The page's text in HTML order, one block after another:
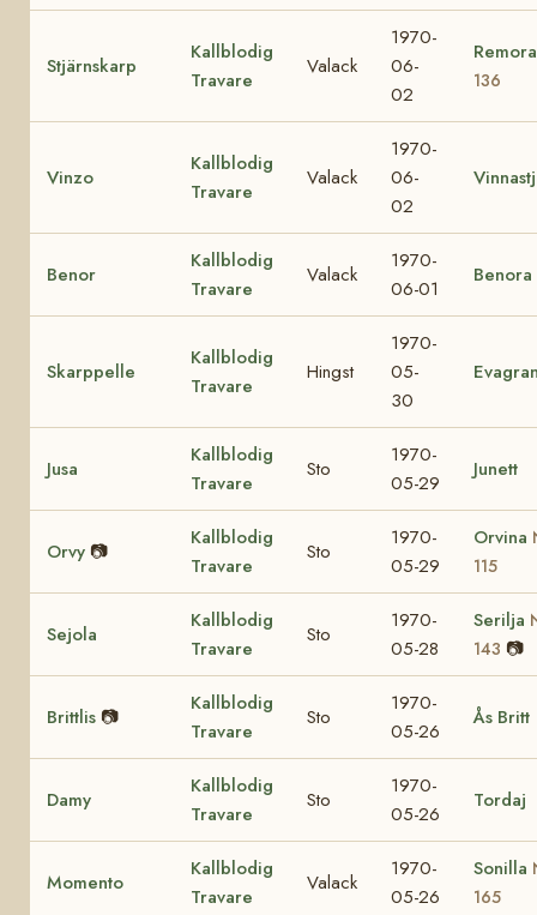
Stjärnskarp
Kallblodig
Travare
Valack
1970-
06-
02
136
Vinzo
Kallblodig
Travare
Valack
1970-
06-
02
Benor
Kallblodig
Travare
Valack
1970-
06-01
Benora
Skarppelle
Kallblodig
Travare
Hingst
1970-
05-
30
Jusa
Kallblodig
Travare
Sto
1970-
05-29
Junett
Orvy 📷
Kallblodig
Travare
Sto
1970-
05-29
Orvina
115
Sejola
Kallblodig
Travare
Sto
1970-
05-28
Serilja
143 📷
Brittlis 📷
Kallblodig
Travare
Sto
1970-
05-26
Ås Britt
Damy
Kallblodig
Travare
Sto
1970-
05-26
Tordaj
Momento
Kallblodig
Travare
Valack
1970-
05-26
Sonilla
165